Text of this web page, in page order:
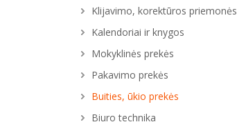
Klijavimo, korektūros priemonės
Kalendoriai ir knygos
Mokyklinės prekės
Pakavimo prekės
Buities, ūkio prekės
Biuro technika